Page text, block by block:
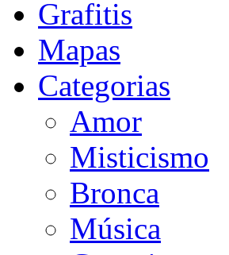
Grafitis
Mapas
Categorias
Amor
Misticismo
Bronca
Música